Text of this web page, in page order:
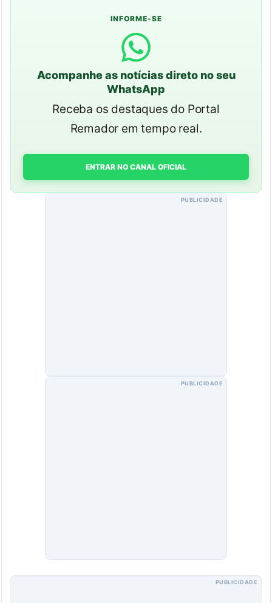
INFORME-SE
Acompanhe as notícias direto no seu
WhatsApp
Receba os destaques do Portal
Remador em tempo real.
ENTRAR NO CANAL OFICIAL
PUBLICIDADE
PUBLICIDADE
PUBLICIDADE